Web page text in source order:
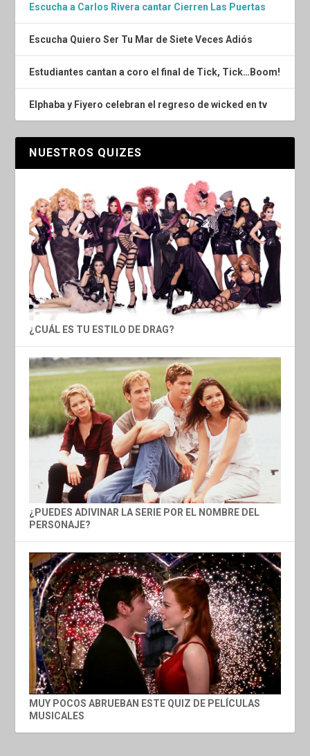
Escucha a Carlos Rivera cantar Cierren Las Puertas
Escucha Quiero Ser Tu Mar de Siete Veces Adiós
Estudiantes cantan a coro el final de Tick, Tick…Boom!
Elphaba y Fiyero celebran el regreso de wicked en tv
NUESTROS QUIZES
¿CUÁL ES TU ESTILO DE DRAG?
¿PUEDES ADIVINAR LA SERIE POR EL NOMBRE DEL
PERSONAJE?
MUY POCOS ABRUEBAN ESTE QUIZ DE PELÍCULAS
MUSICALES